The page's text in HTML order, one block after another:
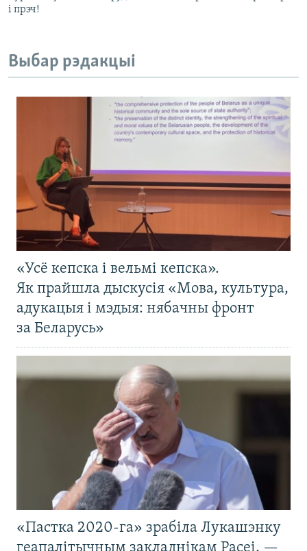
і прэч!
Выбар рэдакцыі
«Усё кепска і вельмі кепска».
Як прайшла дыскусія «Мова, культура,
адукацыя і мэдыя: нябачны фронт
за Беларусь»
«Пастка 2020-га» зрабіла Лукашэнку
геапалітычным закладнікам Расеі, —